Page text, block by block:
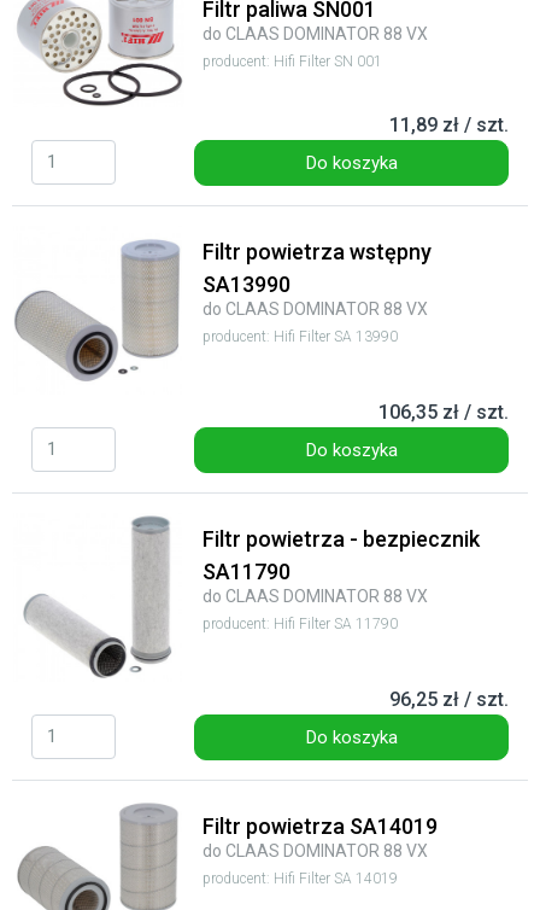
Filtr paliwa SN001
do CLAAS DOMINATOR 88 VX
producent: Hifi Filter SN 001
11,89 zł / szt.
Do koszyka
Filtr powietrza wstępny
SA13990
do CLAAS DOMINATOR 88 VX
producent: Hifi Filter SA 13990
106,35 zł / szt.
Do koszyka
Filtr powietrza - bezpiecznik
SA11790
do CLAAS DOMINATOR 88 VX
producent: Hifi Filter SA 11790
96,25 zł / szt.
Do koszyka
Filtr powietrza SA14019
do CLAAS DOMINATOR 88 VX
producent: Hifi Filter SA 14019